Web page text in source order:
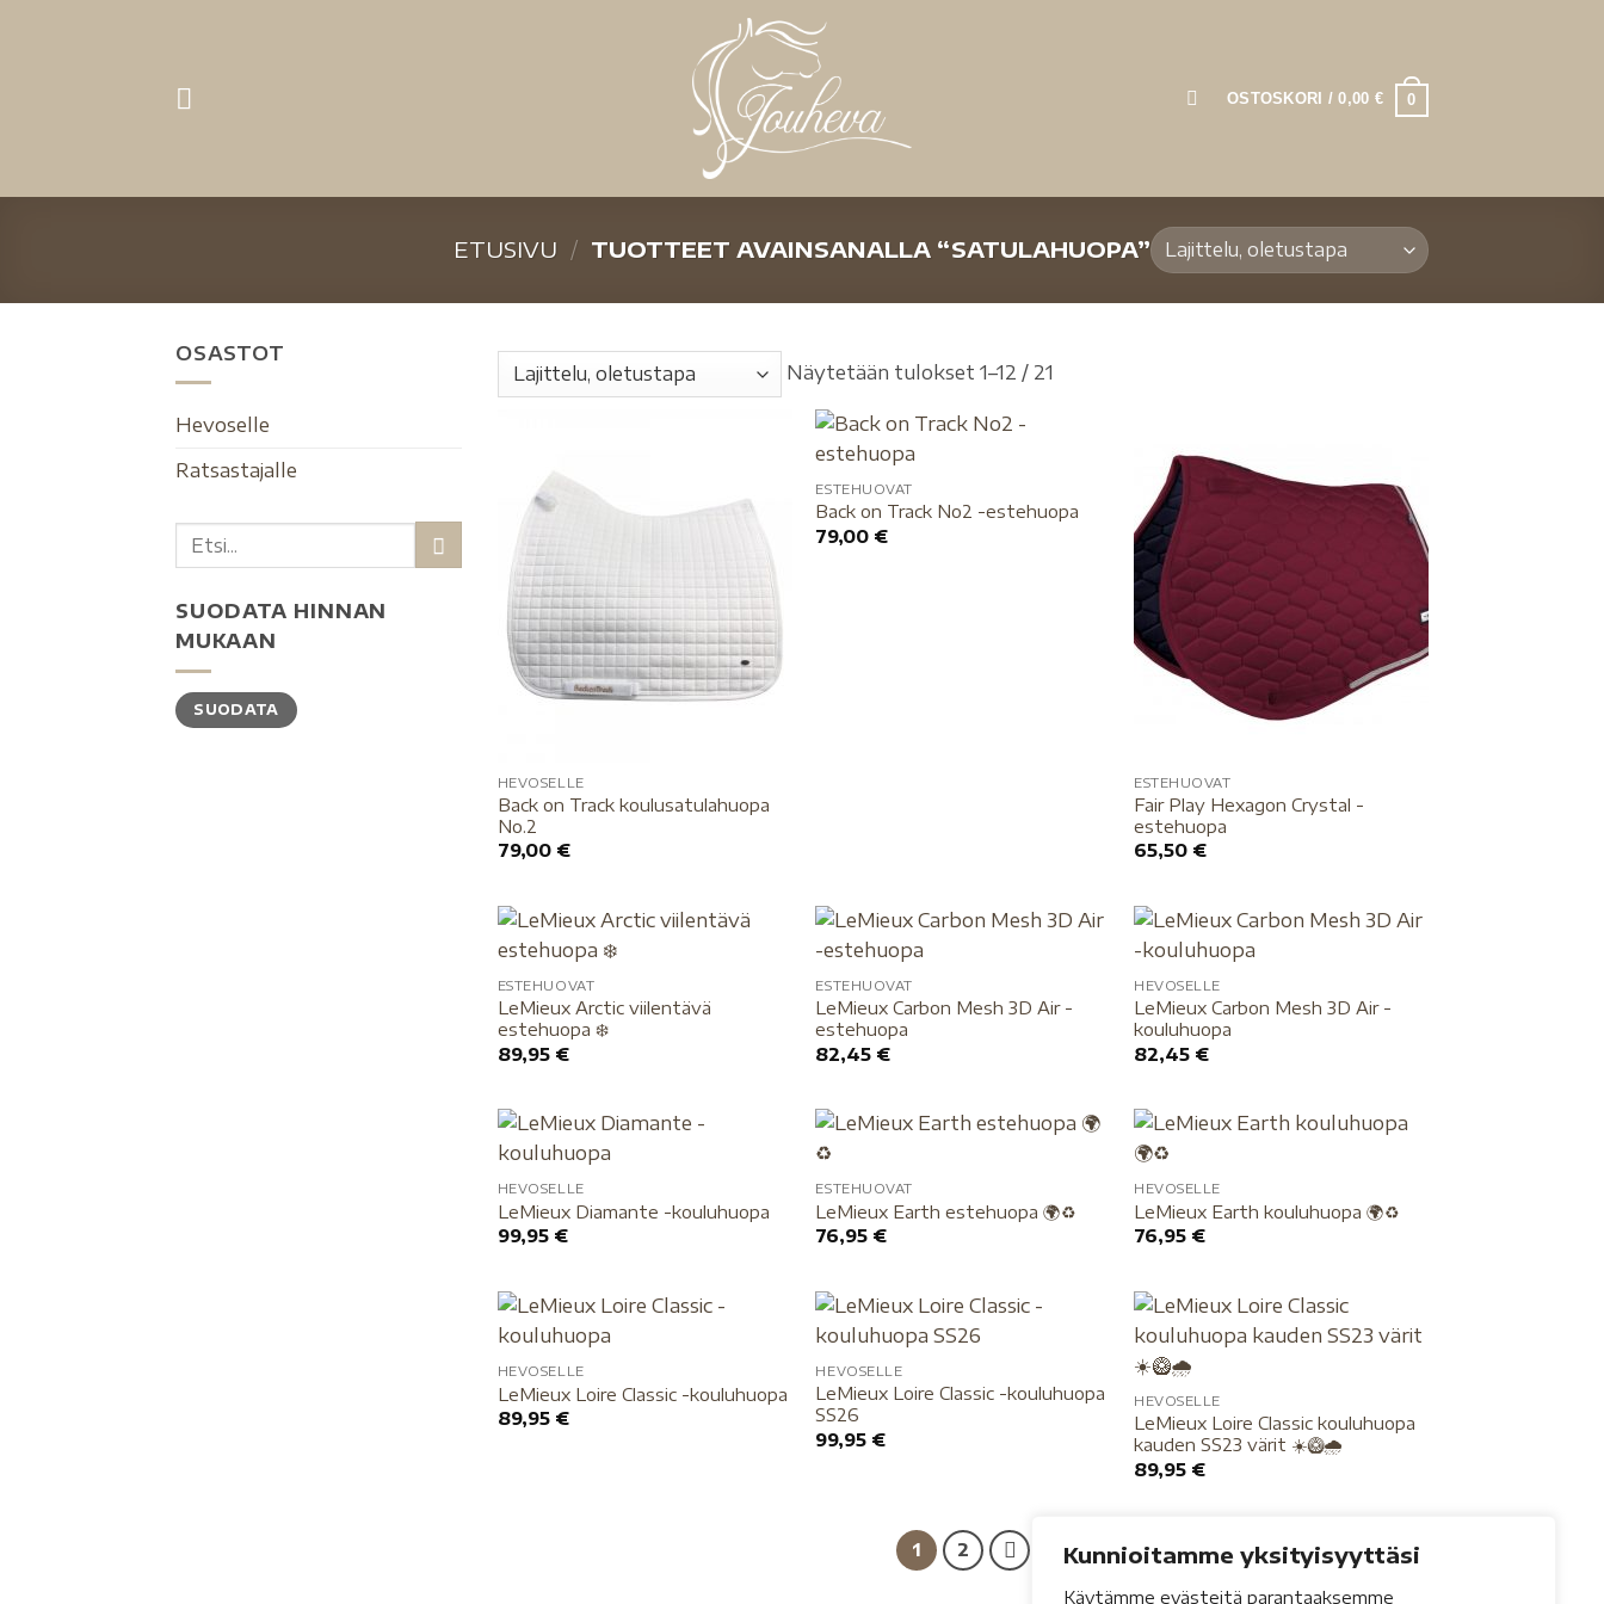
Kunnioitamme yksityisyyttäsi
Käytämme evästeitä parantaaksemme
OSTOSKORI /0,00 € 0
ETUSIVU / TUOTTEET AVAINSANALLA “SATULAHUOPA”
OSASTOT
Hevoselle
Ratsastajalle
SUODATA HINNAN
MUKAAN
SUODATA
Näytetään tulokset 1–12 / 21
HEVOSELLE
Back on Track koulusatulahuopa
No.2
79,00 €
ESTEHUOVAT
Back on Track No2 -estehuopa
79,00 €
ESTEHUOVAT
Fair Play Hexagon Crystal -
estehuopa
65,50 €
ESTEHUOVAT
LeMieux Arctic viilentävä
estehuopa ❄️
89,95 €
ESTEHUOVAT
LeMieux Carbon Mesh 3D Air -
estehuopa
82,45 €
HEVOSELLE
LeMieux Carbon Mesh 3D Air -
kouluhuopa
82,45 €
HEVOSELLE
LeMieux Diamante -kouluhuopa
99,95 €
ESTEHUOVAT
LeMieux Earth estehuopa 🌍♻️
76,95 €
HEVOSELLE
LeMieux Earth kouluhuopa 🌍♻️
76,95 €
HEVOSELLE
LeMieux Loire Classic -kouluhuopa
89,95 €
HEVOSELLE
LeMieux Loire Classic -kouluhuopa
SS26
99,95 €
HEVOSELLE
LeMieux Loire Classic kouluhuopa
kauden SS23 värit ☀️🥝🌧
89,95 €
1 2